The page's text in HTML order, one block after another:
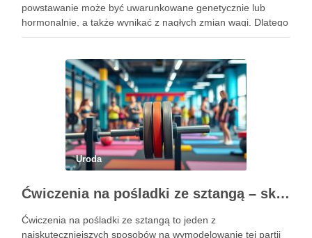
powstawanie może być uwarunkowane genetycznie lub
hormonalnie, a także wynikać z nagłych zmian wagi. Dlatego
kluczowe jest, aby już od najmłodszych lat zadbać …
Uroda
Ćwiczenia na pośladki ze sztangą – skuteczne metody i techniki treningowe
Ćwiczenia na pośladki ze sztangą to jeden z
najskuteczniejszych sposobów na wymodelowanie tej partii